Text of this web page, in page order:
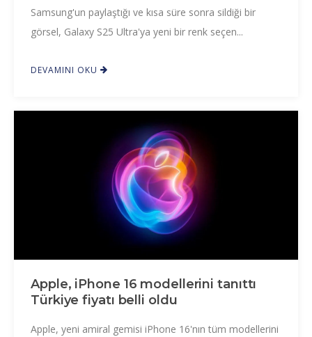
Samsung'un paylaştığı ve kısa süre sonra sildiği bir
görsel, Galaxy S25 Ultra'ya yeni bir renk seçen...
DEVAMINI OKU
Apple, iPhone 16 modellerini tanıttı
Türkiye fiyatı belli oldu
Apple, yeni amiral gemisi iPhone 16'nın tüm modellerini